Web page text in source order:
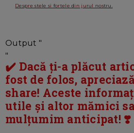
Despre stele si fortele din jurul nostru.
Output "
"
✔️ Dacă ți-a plăcut
fost de folos,
share! Aceste
utile și altor mămici
mulțumim anticipat! ❣️